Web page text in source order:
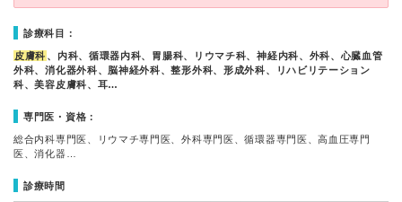
診療科目：
皮膚科 、内科、循環器内科、胃腸科、リウマチ科、神経内科、外科、心臓血管
外科、消化器外科、脳神経外科、整形外科、形成外科、リハビリテーション
科、美容皮膚科、耳…
専門医・資格：
総合内科専門医、リウマチ専門医、外科専門医、循環器専門医、高血圧専門
医、消化器…
診療時間